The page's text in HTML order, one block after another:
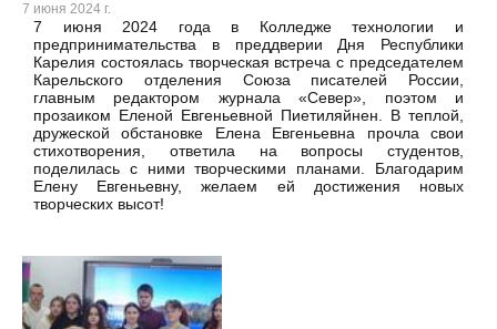
7 июня 2024 г.
7 июня 2024 года в Колледже технологии и
предпринимательства в преддверии Дня Республики
Карелия состоялась творческая встреча с председателем
Карельского отделения Союза писателей России,
главным редактором журнала «Север», поэтом и
прозаиком Еленой Евгеньевной Пиетиляйнен. В теплой,
дружеской обстановке Елена Евгеньевна прочла свои
стихотворения, ответила на вопросы студентов,
поделилась с ними творческими планами. Благодарим
Елену Евгеньевну, желаем ей достижения новых
творческих высот!